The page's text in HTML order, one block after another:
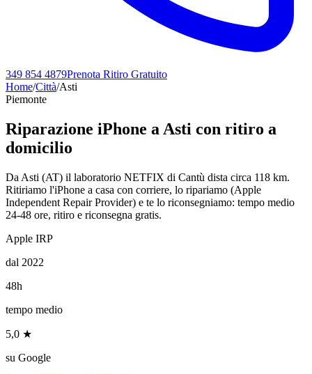
349 854 4879Prenota Ritiro Gratuito
Home/Città/Asti
Piemonte
Riparazione iPhone a Asti con ritiro a
domicilio
Da Asti (AT) il laboratorio NETFIX di Cantù dista circa 118 km.
Ritiriamo l'iPhone a casa con corriere, lo ripariamo (Apple
Independent Repair Provider) e te lo riconsegniamo: tempo medio
24-48 ore, ritiro e riconsegna gratis.
Apple IRP
dal 2022
48h
tempo medio
5,0 ★
su Google